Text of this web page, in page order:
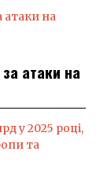
атаки на